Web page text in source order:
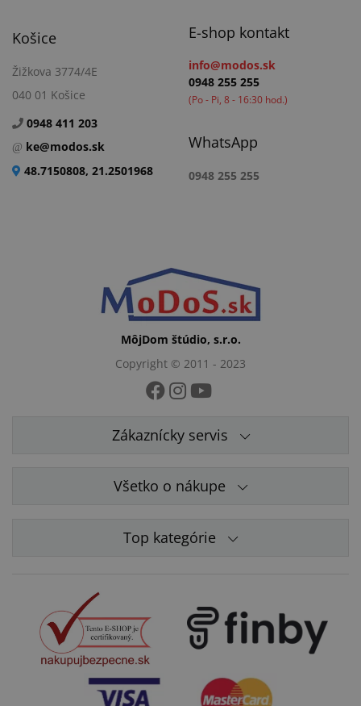
Košice
Žižkova 3774/4E
040 01 Košice
0948 411 203
ke@modos.sk
48.7150808, 21.2501968
E-shop kontakt
info@modos.sk
0948 255 255
(Po - Pi, 8 - 16:30 hod.)
WhatsApp
0948 255 255
MôjDom štúdio, s.r.o.
Copyright © 2011 - 2023
Zákaznícky servis
Všetko o nákupe
Top kategórie